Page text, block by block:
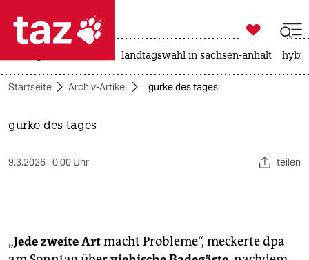
 taz zahl ich
taz zahl ich
themen
politik
kultur

taz zahl ich
landtagswahl in sachsen-anhalt
Startseite Archiv-Artikel gurke des tages:
gurke des tages
9.3.2026 0:00 Uhr teilen
„Jede zweite Artmacht Probleme“, meckerte dpa